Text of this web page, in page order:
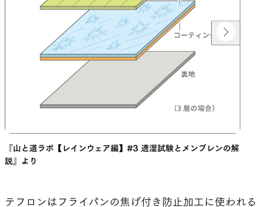
『山と道ラボ【レインウェア編】#3 透湿試験とメンブレンの解
説』より
テフロンはフライパンの焦げ付き防止加工に使われる